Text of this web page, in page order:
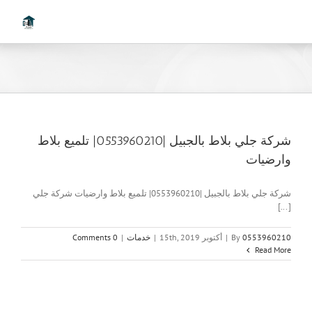
شركة جلي بلاط بالجبيل |0553960210| تلميع بلاط
وارضيات
شركة جلي بلاط بالجبيل |0553960210| تلميع بلاط وارضيات شركة جلي
[...]
By 0553960210
| أكتوبر 15th, 2019 | خدمات |
0 Comments
Read More